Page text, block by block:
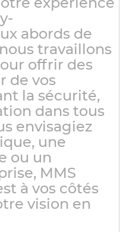
expérience
abords de
travaillons
offrir des
de vos
la sécurité,
dans tous
envisagiez
une
ou un
MMS
à vos côtés
vision en